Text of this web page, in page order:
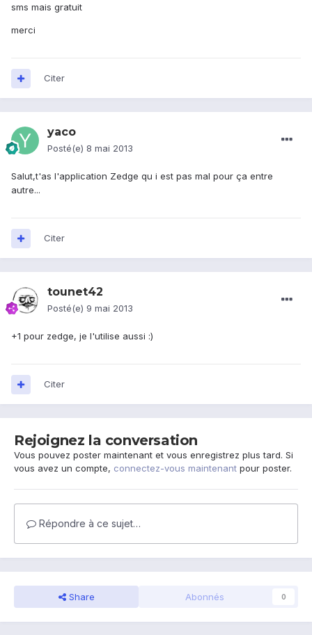
sms mais gratuit
merci
Citer
yaco
Posté(e) 8 mai 2013
Salut,t'as l'application Zedge qu i est pas mal pour ça entre
autre...
Citer
tounet42
Posté(e) 9 mai 2013
+1 pour zedge, je l'utilise aussi :)
Citer
Rejoignez la conversation
Vous pouvez poster maintenant et vous enregistrez plus tard. Si
vous avez un compte, connectez-vous maintenant pour poster.
Répondre à ce sujet…
Share Abonnés 0